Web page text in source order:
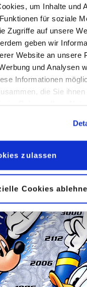
um Inhalte und
für soziale
Zugriffe auf unsere
geben wir
Website an unsere
und Analysen
Informationen
die Sie
diese jederzeit in der
wieder
zulassen
Cookies